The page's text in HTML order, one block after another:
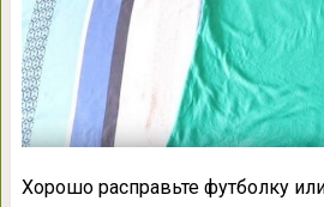
Хорошо расправьте футболку